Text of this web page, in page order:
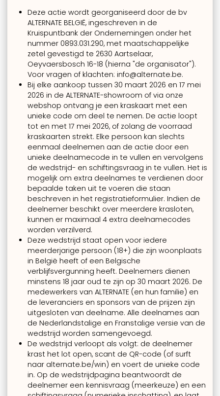
Deze actie wordt georganiseerd door de bv
ALTERNATE BELGIË, ingeschreven in de
Kruispuntbank der Ondernemingen onder het
nummer 0893.031.290, met maatschappelijke
zetel gevestigd te 2630 Aartselaar,
Oeyvaersbosch 16-18 (hierna "de organisator").
Voor vragen of klachten: info@alternate.be.
Bij elke aankoop tussen 30 maart 2026 en 17 mei
2026 in de ALTERNATE-showroom of via onze
webshop ontvang je een kraskaart met een
unieke code om deel te nemen. De actie loopt
tot en met 17 mei 2026, of zolang de voorraad
kraskaarten strekt. Elke persoon kan slechts
eenmaal deelnemen aan de actie door een
unieke deelnamecode in te vullen en vervolgens
de wedstrijd- en schiftingsvraag in te vullen. Het is
mogelijk om extra deelnames te verdienen door
bepaalde taken uit te voeren die staan
beschreven in het registratieformulier. Indien de
deelnemer beschikt over meerdere krasloten,
kunnen er maximaal 4 extra deelnamecodes
worden verzilverd.
Deze wedstrijd staat open voor iedere
meerderjarige persoon (18+) die zijn woonplaats
in België heeft of een Belgische
verblijfsvergunning heeft. Deelnemers dienen
minstens 18 jaar oud te zijn op 30 maart 2026. De
medewerkers van ALTERNATE (en hun familie) en
de leveranciers en sponsors van de prijzen zijn
uitgesloten van deelname. Alle deelnames aan
de Nederlandstalige en Franstalige versie van de
wedstrijd worden samengevoegd.
De wedstrijd verloopt als volgt: de deelnemer
krast het lot open, scant de QR-code (of surft
naar alternate.be/win) en voert de unieke code
in. Op de wedstrijdpagina beantwoordt de
deelnemer een kennisvraag (meerkeuze) en een